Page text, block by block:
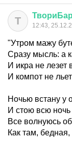
Т 12:43,
"Утром мажу
Сразу мысль: а
И икра не лезет
И компот не
Ночью встану у
И стою всю
Все волнуюсь
Как там,